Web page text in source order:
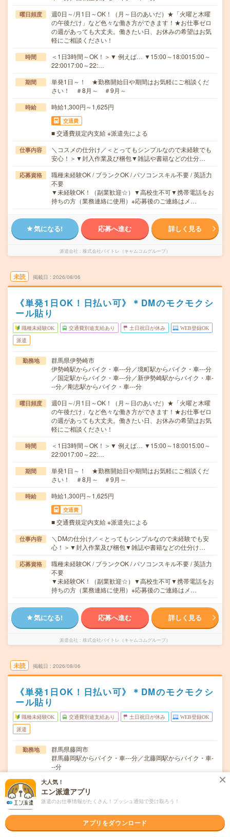
曜日頻度
週0日～/月1日～OK！（月～日のあいだ）★「火曜と木曜
の午後だけ」など色々な働き方ができます！★お仕事ゼロ
の週があっても大丈夫。働きたい日、お休みの希望はお気
軽にご相談ください！
時間
＜1日3時間～OK！＞▼ 例えば… ▼15:00～18:0015:00～
22:0017:00～22:…
期間
単発1日～！ ★勤務開始日や期間はお気軽にご相談くだ
さい！ ＃8月～ ＃9月～
時給 時給1,300円～1,625円
交通費
■ 交通費規定内支給 ※派遣先による
仕事内容
＼コスメの仕分け／＜とってもシンプルなので未経験でも
安心！＞▼封入作業及び梱包▼雑誌や書籍などの仕分…
応募資格
職種未経験OK / ブランクOK / パソコンスキル不要 / 英語力
不要
▼未経験OK！（副業歓迎☆）▼高校生不可▼携帯電話をお
持ちの方（業務連絡に使用）※応募後のご連絡はメ…
気になる! 応募へ進む 詳しく見る
派遣会社 株式会社バイトレ（キャムコムグループ）
未読 掲載日 2026/08/06
《単発1日OK！日払い可》＊DMのモクモクシ
ール貼り
職種未経験OK 交通費別途支給あり 土日祝日が休み WEB登録OK
派遣
勤務地
群馬県伊勢崎市
伊勢崎駅からバイク・車---分／境町駅からバイク・車---分
／国定駅からバイク・車---分／新伊勢崎駅からバイク・車-
--分／剛志駅からバイク・車---分
曜日頻度
週0日～/月1日～OK！（月～日のあいだ）★「火曜と木曜
の午後だけ」など色々な働き方ができます！★お仕事ゼロ
の週があっても大丈夫。働きたい日、お休みの希望はお気
軽にご相談ください！
時間
＜1日3時間～OK！＞▼ 例えば… ▼15:00～18:0015:00～
22:0017:00～22:…
期間
単発1日～！ ★勤務開始日や期間はお気軽にご相談くだ
さい！ ＃8月～ ＃9月～
時給 時給1,300円～1,625円
交通費
■ 交通費規定内支給 ※派遣先による
仕事内容
＼DMの仕分け／＜とってもシンプルなので未経験でも安
心！＞▼封入作業及び梱包▼雑誌や書籍などの仕分け…
応募資格
職種未経験OK / ブランクOK / パソコンスキル不要 / 英語力
不要
▼未経験OK！（副業歓迎☆）▼高校生不可▼携帯電話をお
持ちの方（業務連絡に使用）※応募後のご連絡はメ…
気になる! 応募へ進む 詳しく見る
派遣会社 株式会社バイトレ（キャムコムグループ）
未読 掲載日 2026/08/06
《単発1日OK！日払い可》＊DMのモクモクシ
ール貼り
職種未経験OK 交通費別途支給あり 土日祝日が休み WEB登録OK
派遣
勤務地
群馬県藤岡市
群馬藤岡駅からバイク・車---分／北藤岡駅からバイク・車-
--分
曜日頻度
週0日～/月1日～OK！（月～日のあいだ）★「火曜と木曜
の午後だけ」など色々な働き方ができます！★お仕事ゼロ
の週があっても大丈夫。働きたい日、お休みの希望はお気
＜1日3時間～OK！＞▼ 例えば… ▼15:00～18:0015:00～
22:0017:00～22:…
大人気！
エン派遣アプリ
派遣のお仕事情報がたくさん！プッシュ通知で受け取ろう！
アプリをダウンロード